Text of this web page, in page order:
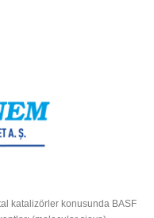
katalizörler konusunda BASF